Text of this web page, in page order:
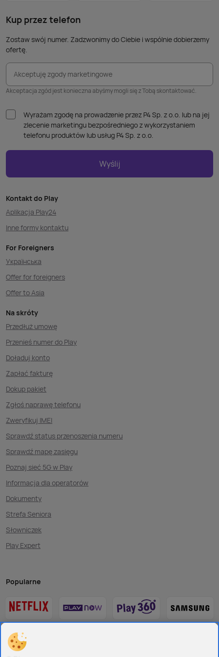
Kup przez telefon
Zostaw swój numer. Zadzwonimy do Ciebie i wspólnie dobierzemy
ofertę.
Akceptuję zgody marketingowe
Akceptacja zgód jest konieczna abyśmy mogli się z Tobą skontaktować.
Wyrażam zgodę na prowadzenie przez P4 Sp. z o.o. lub na jej
zlecenie marketingu bezpośredniego z wykorzystaniem
telefonu produktów lub usług P4 Sp. z o.o.
Wyślij
Kontakt do Play
Aplikacja Play24
Inne formy kontaktu
For Foreigners
Українська
Offer for foreigners
Offer to Asia
Na skróty
Przedłuż umowę
Przenieś numer do Play
Doładuj konto
Zapłać fakturę
Dokup pakiet
Zgłoś naprawę telefonu
Zweryfikuj IMEI
Sprawdź status przenoszenia numeru
Sprawdź mapę zasięgu
Poznaj sieć 5G w Play
Informacja dla operatorów
Dokumenty
Strefa Seniora
Słowniczek
Play Expert
Popularne